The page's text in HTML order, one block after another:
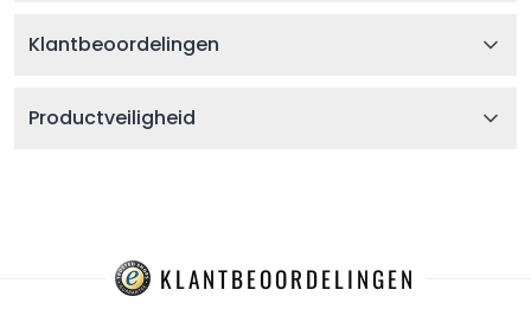
Klantbeoordelingen
Productveiligheid
KLANTBEOORDELINGEN